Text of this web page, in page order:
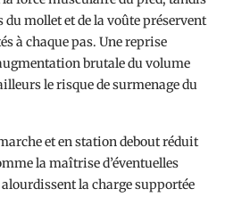
mollet et de la voûte préservent
à chaque pas. Une reprise
brutale du volume
le risque de surmenage du
et en station debout réduit
la maîtrise d’éventuelles
la charge supportée